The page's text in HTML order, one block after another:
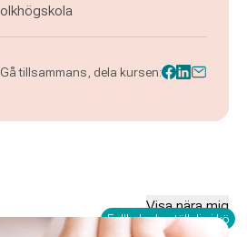
Allmän kurs - Yrkessvenska Vårby
Gå tillsammans, dela kursen:
Visa nära mig
Fullbokad - ställ dig i kö